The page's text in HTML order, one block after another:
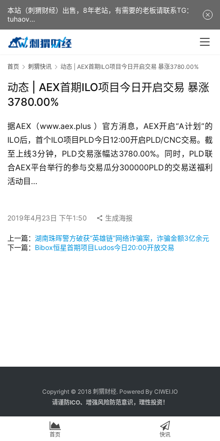
首页 刺猬快讯 动态 | AEX首期ILO项目今日开启交易 暴涨3780.00%
动态 | AEX首期ILO项目今日开启交易 暴涨
3780.00%
据AEX（www.aex.plus ）官方消息，AEX开启“A计划”的
ILO后，首个ILO项目PLD今日12:00开启PLD/CNC交易。截
至上线3分钟，PLD交易涨幅达3780.00%。同时，PLD联
合AEX平台举行的参与交易瓜分300000PLD的交易送福利
活动目…
2019年4月23日 下午1:50 生成海报
上一篇： 湖南珠晖警方破获“英雄链”网络诈骗案，诈骗金额3亿余元
下一篇： Bibox恒星首期项目Ludos今日20:00开放交易
Copyright © 2018 刺猬财经. Powered By CIWEI.IO
请谨防ICO、增强风险防范意识，理性投资！
首页 快讯
本站（刺猬财经）出售，8年老站，有需要的老板请联系TG：
tuhaov
This website (ciweicaijing) is for sale. It is a 8-year-old
website. If you need it, please contact TG: tuhaov